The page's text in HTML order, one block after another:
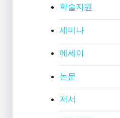
학술지원
세미나
에세이
논문
저서